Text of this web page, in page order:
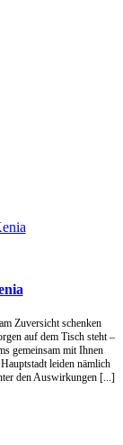
Zuversicht schenken
auf dem Tisch steht –
gemeinsam mit Ihnen
leiden nämlich
den Auswirkungen [...]